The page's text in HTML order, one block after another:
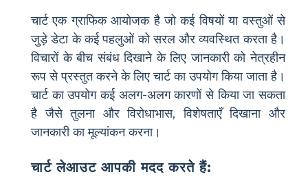
चार्ट एक ग्राफिक आयोजक है जो कई विषयों या वस्तुओं से
जुड़े डेटा के कई पहलुओं को सरल और व्यवस्थित करता है।
विचारों के बीच संबंध दिखाने के लिए जानकारी को नेत्रहीन
रूप से प्रस्तुत करने के लिए चार्ट का उपयोग किया जाता है।
चार्ट का उपयोग कई अलग-अलग कारणों से किया जा सकता
है जैसे तुलना और विरोधाभास, विशेषताएँ दिखाना और
जानकारी का मूल्यांकन करना।
चार्ट लेआउट आपकी मदद करते हैं: